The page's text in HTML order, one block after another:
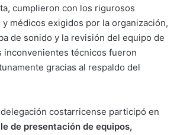
cumplieron con los rigurosos
médicos exigidos por la organización,
de sonido y la revisión del equipo de
inconvenientes técnicos fueron
gracias al respaldo del
costarricense participó en
de presentación de equipos,